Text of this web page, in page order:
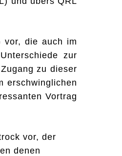
vor, die auch im
zur
zu dieser
erschwinglichen
Vortrag
vor, der
denen